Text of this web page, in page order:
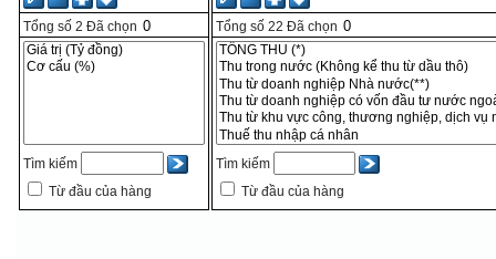
Tổng số 2 Đã chọn
Tìm kiếm
Từ đầu của hàng
Tổng số 22 Đã chọn
Tìm kiếm
Từ đầu của hàng